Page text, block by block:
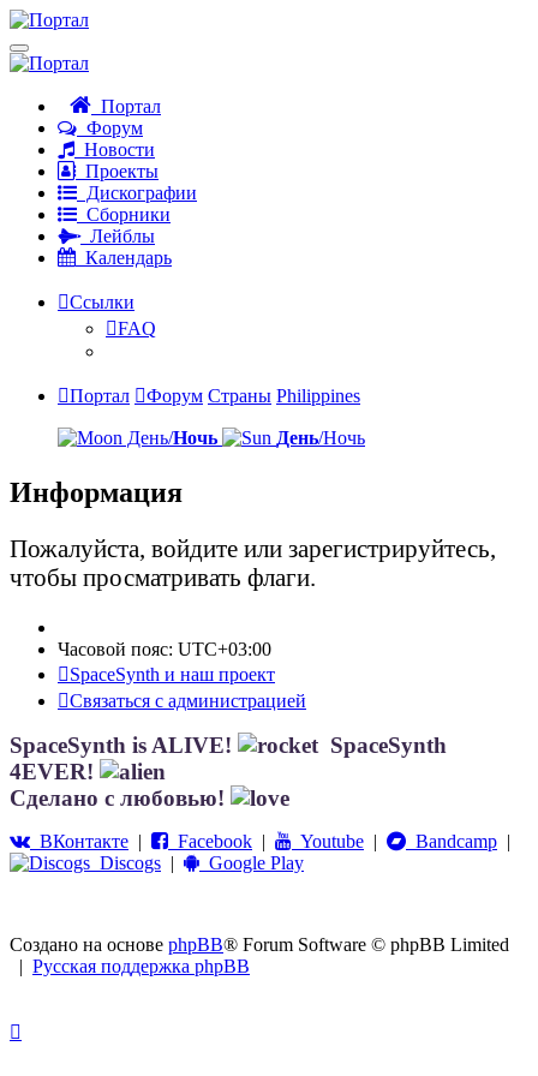
Портал
Форум
Новости
Проекты
Дискографии
Сборники
Лейблы
Календарь
Ссылки
FAQ
Портал Форум Страны Philippines
День/Ночь День/Ночь
Информация
Пожалуйста, войдите или зарегистрируйтесь,
чтобы просматривать флаги.
Часовой пояс: UTC+03:00
SpaceSynth и наш проект
Связаться с администрацией
SpaceSynth is ALIVE!
SpaceSynth
4EVER!
Сделано с любовью!
ВКонтакте | Facebook | Youtube | Bandcamp |
Discogs | Google Play
Создано на основе phpBB® Forum Software © phpBB Limited
| Русская поддержка phpBB